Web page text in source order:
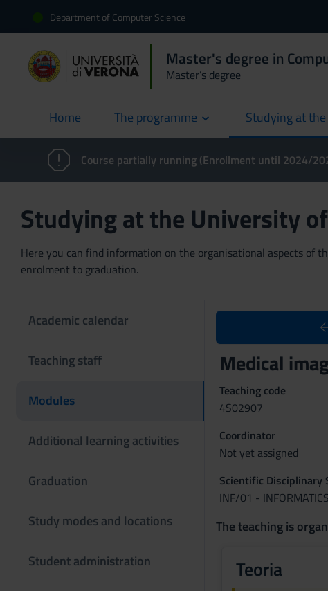
Department of Computer Science
Master's degree in
Master’s degree
Home
current The programme Studying at
Course partially running (Enrollment until 2024/
Studying at the University
Here you can find information on the organisational aspects of
enrolment to graduation.
Academic calendar
Teaching staff
Modules
Additional learning activities
Graduation
Study modes and locations
Student administration
Medical
Teaching code
4S02907
Coordinator
Not yet assigned
Scientific Disciplinary
INF/01 - INFORMATICS
The teaching is
Teoria